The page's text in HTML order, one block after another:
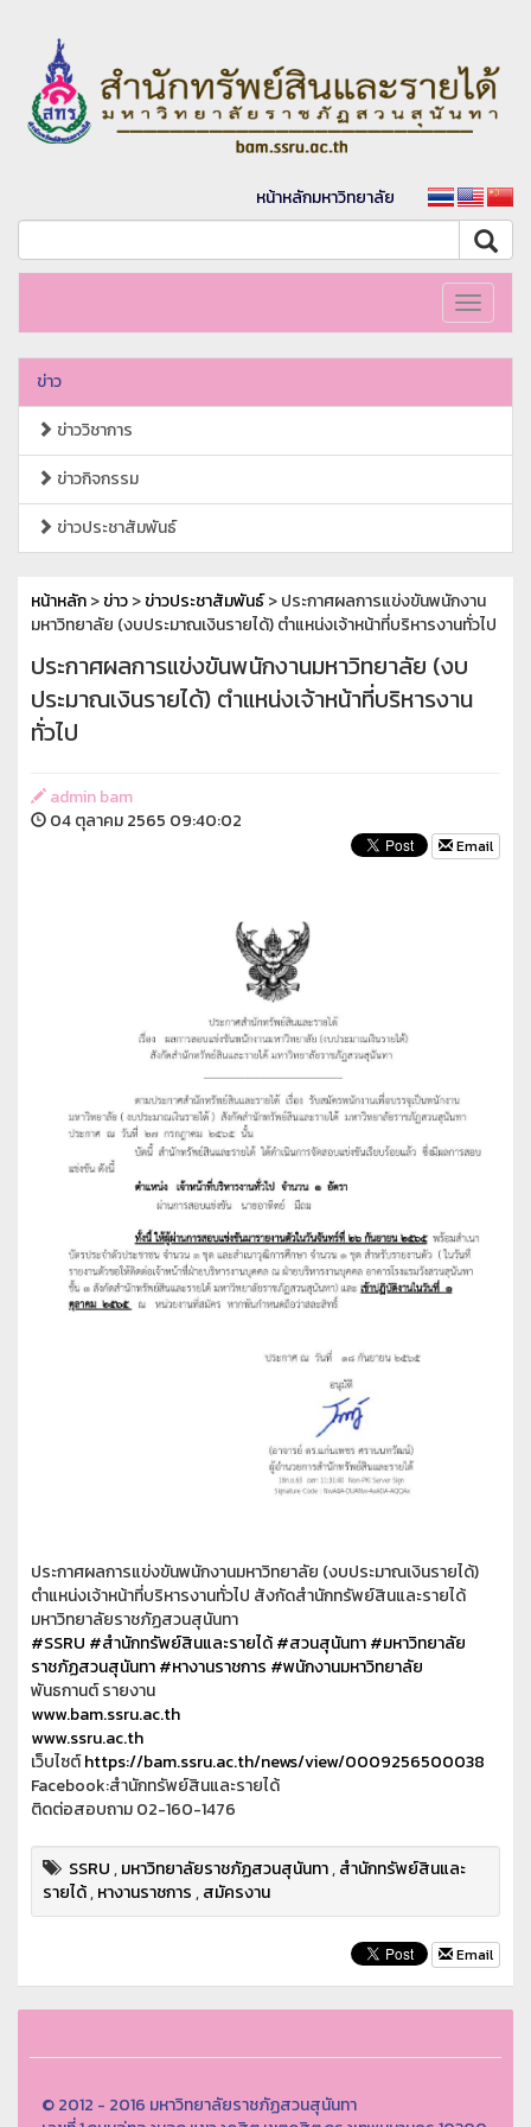
หน้าหลักมหาวิทยาลัย
Toggle
ข่าว
ข่าววิชาการ
ข่าวกิจกรรม
ข่าวประชาสัมพันธ์
หน้าหลัก>ข่าว>ข่าวประชาสัมพันธ์> ประกาศผลการแข่งขันพนักงาน
มหาวิทยาลัย (งบประมาณเงินรายได้) ตำแหน่งเจ้าหน้าที่บริหารงานทั่วไป
ประกาศผลการแข่งขันพนักงานมหาวิทยาลัย (งบ
ประมาณเงินรายได้) ตำแหน่งเจ้าหน้าที่บริหารงาน
ทั่วไป
admin bam
04 ตุลาคม 2565 09:40:02
Email
ประกาศผลการแข่งขันพนักงานมหาวิทยาลัย (งบประมาณเงินรายได้)
ตำแหน่งเจ้าหน้าที่บริหารงานทั่วไป สังกัดสำนักทรัพย์สินและรายได้
มหาวิทยาลัยราชภัฏสวนสุนันทา
#SSRU #สำนักทรัพย์สินและรายได้#สวนสุนันทา#มหาวิทยาลัย
ราชภัฏสวนสุนันทา#หางานราชการ #พนักงานมหาวิทยาลัย
พันธกานต์ รายงาน
www.bam.ssru.ac.th
www.ssru.ac.th
เว็บไซต์https://bam.ssru.ac.th/news/view/0009256500038
Facebook:สำนักทรัพย์สินและรายได้
ติดต่อสอบถาม 02-160-1476
SSRU,มหาวิทยาลัยราชภัฏสวนสุนันทา,สำนักทรัพย์สินและ
รายได้,หางานราชการ,สมัครงาน
Email
© 2012 - 2016 มหาวิทยาลัยราชภัฏสวนสุนันทา